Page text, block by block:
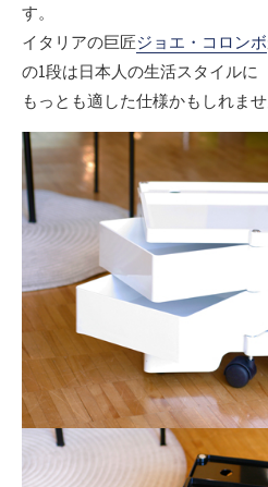
す。
イタリアの巨匠ジョエ・コロンボ
の1段は日本人の生活スタイルに
もっとも適した仕様かもしれませ